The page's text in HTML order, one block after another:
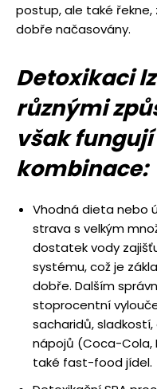
postup, ale také
dobře načasovány.
Detoxikaci
různými
však
kombinace:
Vhodná dieta nebo
strava s velkým
dostatek vody
systému, což je
dobře. Dalším
stoprocentní
sacharidů, sladkostí,
nápojů (Coca-Cola,
také fast-food jídel.